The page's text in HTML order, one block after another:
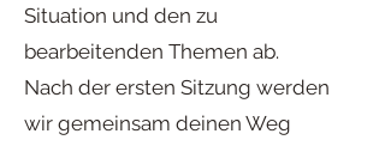
Situation und den zu
bearbeitenden Themen ab.
Nach der ersten Sitzung werden
wir gemeinsam deinen Weg